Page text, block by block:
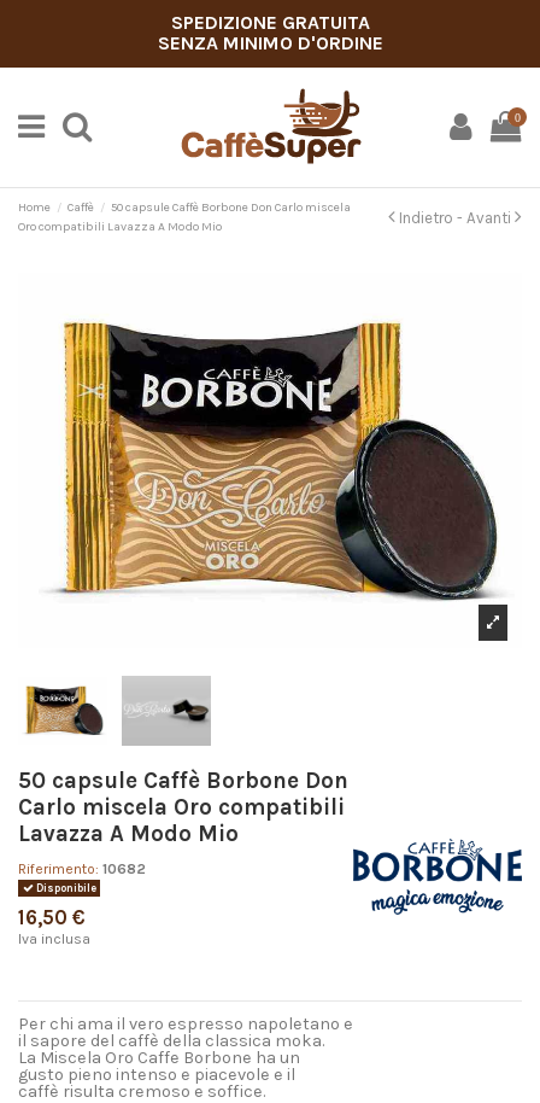
SPEDIZIONE GRATUITA
SENZA MINIMO D'ORDINE
0
Home Caffè
50 capsule Caffè Borbone Don Carlo miscela
Oro compatibili Lavazza A Modo Mio
Indietro - Avanti
50 capsule Caffè Borbone Don
Carlo miscela Oro compatibili
Lavazza A Modo Mio
Riferimento: 10682
Disponibile
16,50 €
Iva inclusa
Per chi ama il vero espresso napoletano e
il sapore del caffè della classica moka.
La Miscela Oro Caffe Borbone ha un
gusto pieno intenso e piacevole e il
caffè risulta cremoso e soffice.